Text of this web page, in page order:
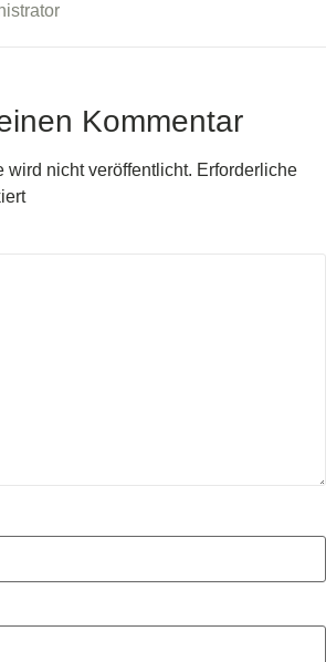
Kommentar
wird nicht veröffentlicht. Erforderliche